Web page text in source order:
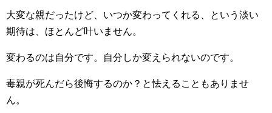
大変な親だったけど、いつか変わってくれる、という淡い
期待は、ほとんど叶いません。
変わるのは自分です。自分しか変えられないのです。
毒親が死んだら後悔するのか？と怯えることもありませ
ん。